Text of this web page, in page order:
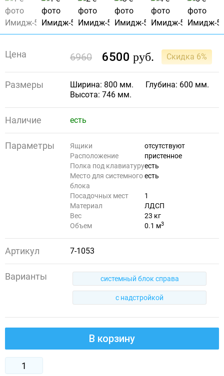
Цена 6960 6500 руб. Скидка 6%
Размеры Ширина: 800 мм.
Глубина: 600 мм.
Высота: 746 мм.
Наличие есть
Параметры Ящики
отсутствуют
Расположение
пристенное
Полка под клавиатуруесть
Место для системного
блока
есть
Посадочных мест
1
Материал
ЛДСП
Вес
23 кг
Объем
0.1 м3
Артикул 7-1053
Варианты системный блок справа
с надстройкой
В корзину